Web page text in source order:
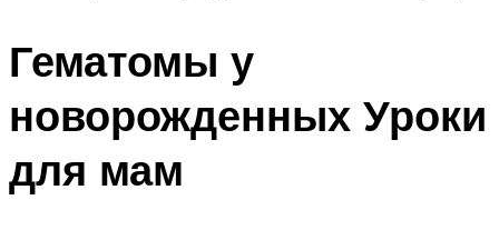
Гематомы у
новорожденных Уроки
для мам